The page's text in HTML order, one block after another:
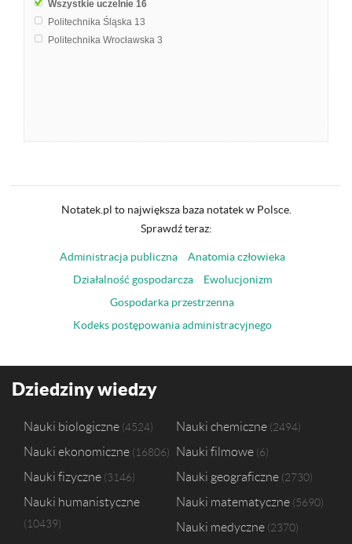
Wszystkie uczelnie 16
Politechnika Śląska 13
Politechnika Wrocławska 3
Notatek.pl to największa baza notatek w Polsce.
Sprawdź teraz:
Administracja publiczna
Anatomia człowieka
Działalność gospodarcza
Ewolucjonizm
Gospodarka przestrzenna
Kodeks postępowania administracyjnego
Dziedziny wiedzy
Nauki biologiczne 4524 Nauki chemiczne 2494
Nauki ekonomiczne 16806 Nauki filmowe 6
Nauki fizyczne 3146 Nauki geograficzne 2730
Nauki humanistyczne
10439
Nauki matematyczne 5690
Nauki medyczne 2370